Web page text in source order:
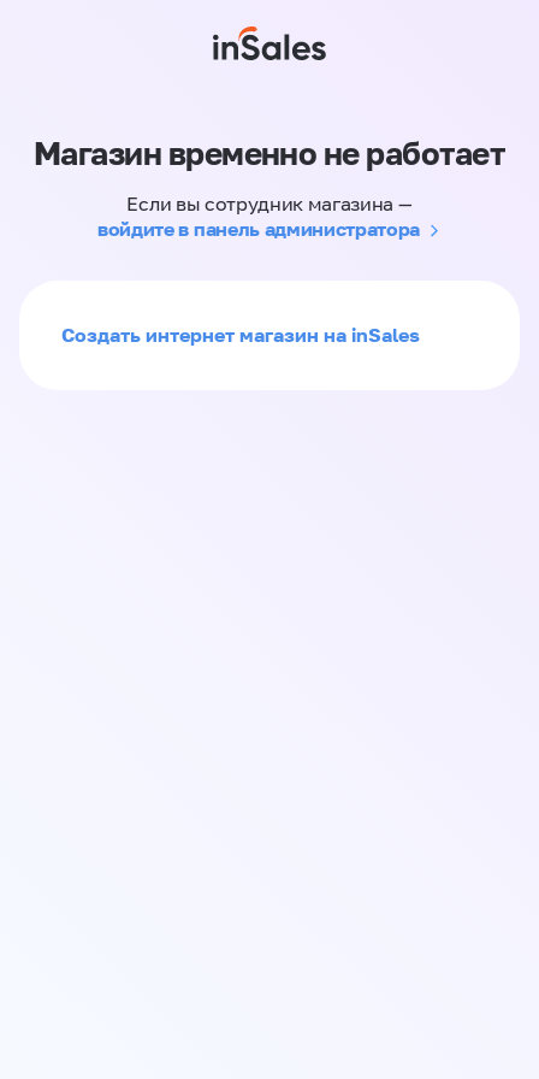
Магазин временно не работает
Если вы сотрудник магазина —
войдите в панель администратора
Создать интернет магазин на inSales